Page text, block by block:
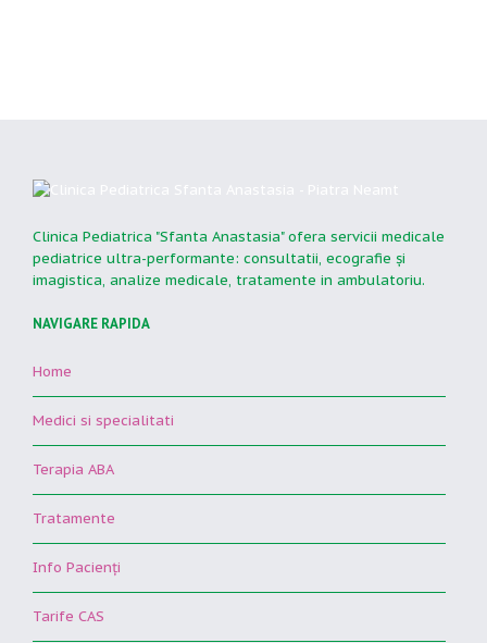
Clinica Pediatrica "Sfanta Anastasia" ofera servicii medicale
pediatrice ultra-performante: consultatii, ecografie şi
imagistica, analize medicale, tratamente in ambulatoriu.
NAVIGARE RAPIDA
Home
Medici si specialitati
Terapia ABA
Tratamente
Info Pacienţi
Tarife CAS